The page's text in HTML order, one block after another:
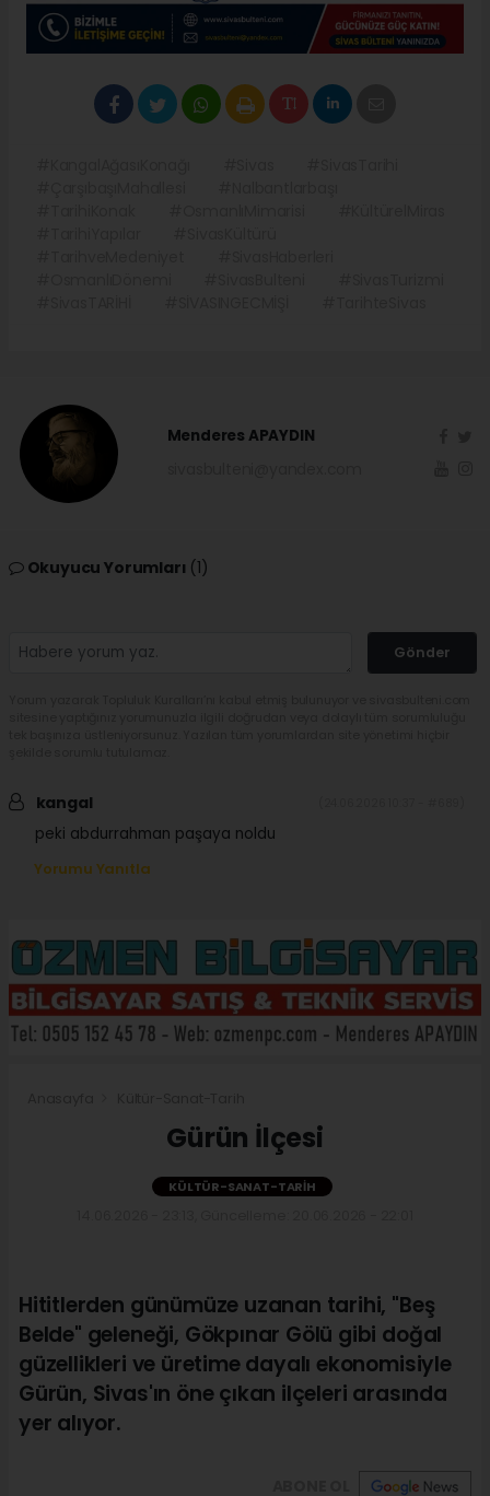
Menderes APAYDIN
Okuyucu Yorumları (1)
Gönder
kangal
peki abdurrahman paşaya noldu
Yorumu Yanıtla
Gürün İlçesi
KÜLTÜR-SANAT-TARIH
Hititlerden günümüze uzanan tarihi, "Beş
Belde" geleneği, Gökpınar Gölü gibi doğal
güzellikleri ve üretime dayalı ekonomisiyle
Gürün, Sivas'ın öne çıkan ilçeleri arasında
yer alıyor.